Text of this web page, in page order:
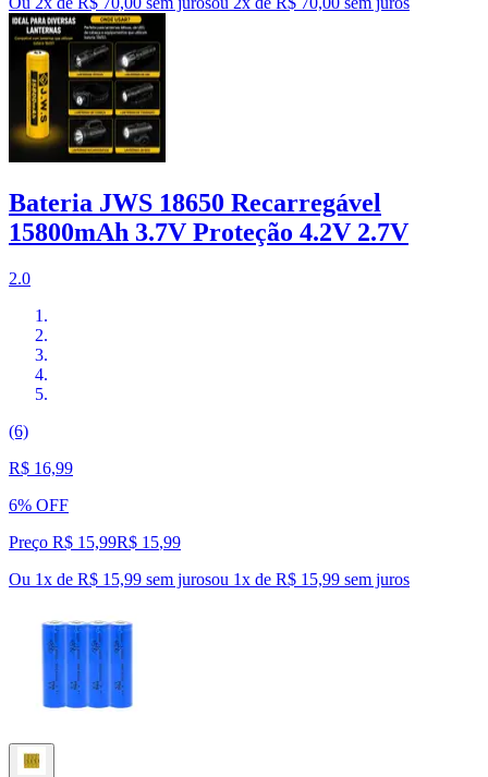
Bateria JWS 18650 Recarregável
15800mAh 3.7V Proteção 4.2V 2.7V
2.0
(6)
R$ 16,99
6% OFF
Preço R$ 15,99R$ 15,99
Ou 1x de R$ 15,99 sem jurosou 1x de R$ 15,99 sem juros